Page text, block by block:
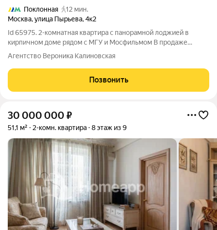
Поклонная
12 мин.
Москва,улица Пырьева,4к2
Id 65975. 2-комнатная квартира с панорамной лоджией в
кирпичном доме рядом с МГУ и Мосфильмом В продаже
уютная 2-комнатная квартира 55,5 м с удобной изолированной
планировкой, свежим евроремонтом и просторной открытой
лоджией в кирпичном доме
Агентство Вероника Калиновская
Позвонить
30 000 000 ₽
51,1 м² 2-комн. квартира 8 этаж из 9